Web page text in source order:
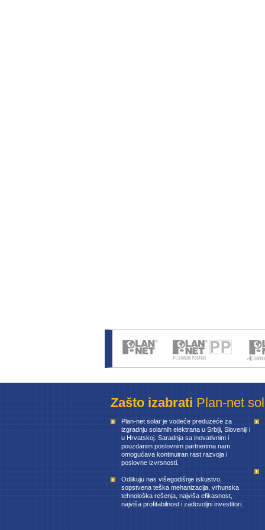
Zašto izabrati Plan-net
Plan-net solar je vodeće preduzeće za
izgradnju solarnih elektrana u Srbiji, Sloveniji i
u Hrvatskoj. Saradnja sa inovativnim i
pouzdanim poslovnim partnerima nam
omogućava kontinuiran rast razvoja i
poslovne izvrsnosti.
Odlikuju nas višegodišnje iskustvo,
sopstvena teška mehanizacija, vrhunska
tehnološka rešenja, najviša efikasnost,
najviša profitabilnost i zadovoljni investitori.